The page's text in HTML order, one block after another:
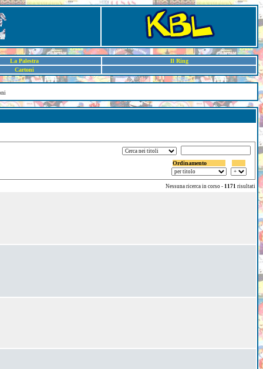
La Palestra
Il Ring
Cartoni
Ordinamento
Nessuna ricerca in corso - 1171 risultati